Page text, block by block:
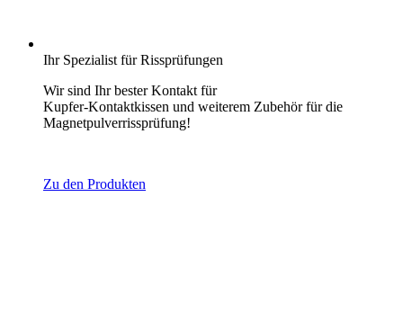
Ihr Spezialist für Rissprüfungen
Wir sind Ihr bester Kontakt für
Kupfer-Kontaktkissen und weiterem Zubehör für die
Magnetpulverrissprüfung!
Zu den Produkten